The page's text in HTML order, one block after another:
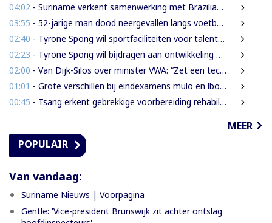
04:02 - Suriname verkent samenwerking met Braziliaanse producent van radarsystemen
03:55 - 52-jarige man dood neergevallen langs voetbalveld
02:40 - Tyrone Spong wil sportfaciliteiten voor talentvolle Surinaamse jongeren
02:23 - Tyrone Spong wil bijdragen aan ontwikkeling Surinaamse jeugd
02:00 - Van Dijk-Silos over minister VWA: “Zet een technocraat die inzicht heeft in de volksgezondheid”
01:01 - Grote verschillen bij eindexamens mulo en lbo: STS-1 telt 174 afgewezen leerlingen
00:45 - Tsang erkent gebrekkige voorbereiding rehabilitatie Domineestraat
MEER
POPULAIR
Van vandaag:
Suriname Nieuws | Voorpagina
Gentle: 'Vice-president Brunswijk zit achter ontslag